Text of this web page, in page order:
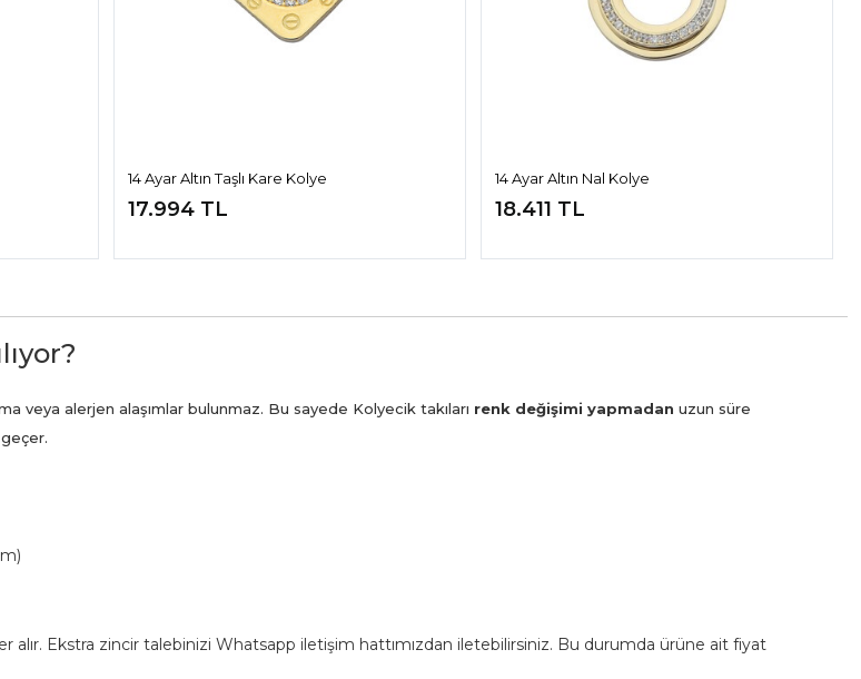
14 Ayar Altın Taşlı Kare Kolye
17.994 TL
14 Ayar Altın Nal Kolye
18.411 TL
veya alerjen alaşımlar bulunmaz. Bu sayede Kolyecik takıları renk değişimi yapmadan uzun süre
alır. Ekstra zincir talebinizi Whatsapp iletişim hattımızdan iletebilirsiniz. Bu durumda ürüne ait fiyat